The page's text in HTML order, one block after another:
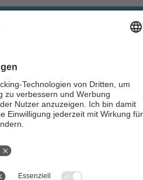
zzgl.Versandkosten und
wenn nicht anders angegeben.
Sonderregelung). Ein gesonderter
für gebrauchte oder
ist nicht zulässig.